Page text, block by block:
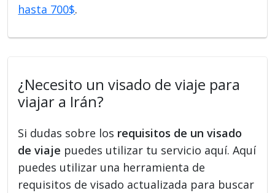
hasta 700$.
¿Necesito un visado de viaje para
viajar a Irán?
Si dudas sobre los requisitos de un visado
de viaje puedes utilizar tu servicio aquí. Aquí
puedes utilizar una herramienta de
requisitos de visado actualizada para buscar